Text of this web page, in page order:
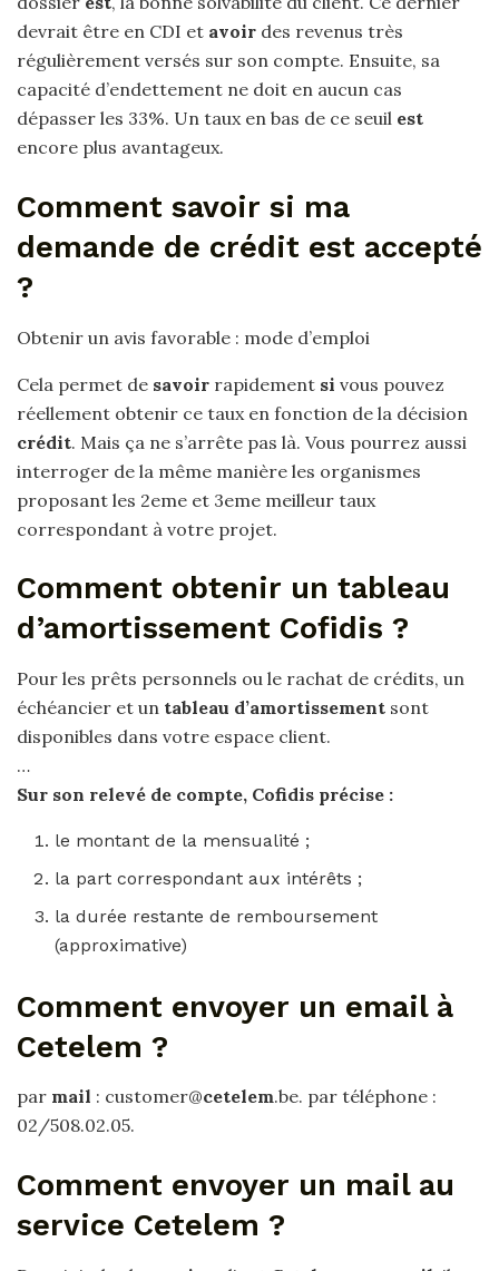
devrait être en CDI et avoir des revenus très
régulièrement versés sur son compte. Ensuite, sa
capacité d’endettement ne doit en aucun cas
dépasser les 33%. Un taux en bas de ce seuil est
encore plus avantageux.
Comment savoir si ma
demande de crédit est accepté
?
Obtenir un avis favorable : mode d’emploi
Cela permet de savoir rapidement si vous pouvez
réellement obtenir ce taux en fonction de la décision
crédit. Mais ça ne s’arrête pas là. Vous pourrez aussi
interroger de la même manière les organismes
proposant les 2eme et 3eme meilleur taux
correspondant à votre projet.
Comment obtenir un tableau
d’amortissement Cofidis ?
Pour les prêts personnels ou le rachat de crédits, un
échéancier et un tableau d’amortissement sont
disponibles dans votre espace client.
…
Sur son relevé de compte, Cofidis précise :
le montant de la mensualité ;
la part correspondant aux intérêts ;
la durée restante de remboursement
(approximative)
Comment envoyer un email à
Cetelem ?
par mail : customer@cetelem.be. par téléphone :
02/508.02.05.
Comment envoyer un mail au
service Cetelem ?